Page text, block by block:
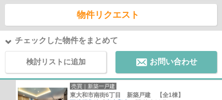
物件リクエスト
チェックした物件をまとめて
検討リストに追加 お問い合わせ
売買｜新築一戸建
東大和市南街6丁目 新築戸建 【全1棟】